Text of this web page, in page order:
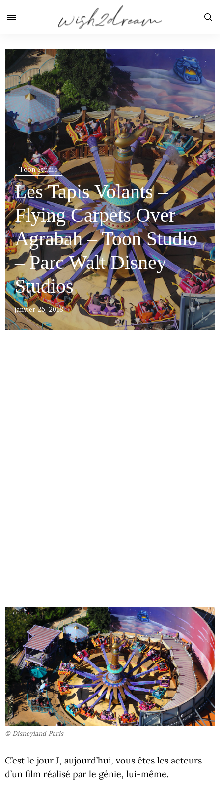
Toon Studio
Les Tapis Volants –
Flying Carpets Over
Agrabah – Toon Studio
– Parc Walt Disney
Studios
janvier 26, 2018
© Disneyland Paris
C’est le jour J, aujourd’hui, vous êtes les acteurs
d’un film réalisé par le génie, lui-même.